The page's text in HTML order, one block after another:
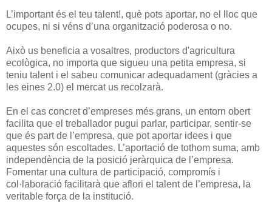
L’important és el teu talent!, què pots aportar, no el lloc que
ocupes, ni si véns d’una organització poderosa o no.
Això us beneficia a vosaltres, productors d'agricultura
ecològica, no importa que sigueu una petita empresa, si
teniu talent i el sabeu comunicar adequadament (gràcies a
les eines 2.0) el mercat us recolzarà.
En el cas concret d’empreses més grans, un entorn obert
facilita que el treballador pugui parlar, participar, sentir-se
que és part de l’empresa, que pot aportar idees i que
aquestes són escoltades. L’aportació de tothom suma, amb
independència de la posició jeràrquica de l’empresa.
Fomentar una cultura de participació, compromís i
col·laboració facilitarà que aflori el talent de l’empresa, la
veritable força de la institució.